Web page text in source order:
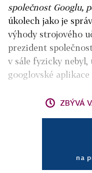
společnost Googlu,
úkolech jako je
výhody strojového
prezident
v sále fyzicky
googlovské
ZBÝVÁ
na